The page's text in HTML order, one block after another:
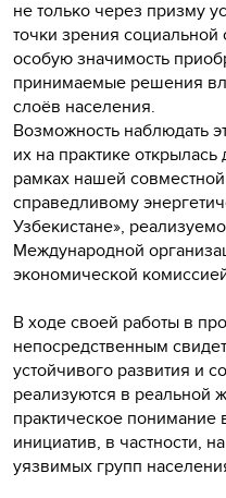
не только через призму
точки зрения
особую значимость
принимаемые решения
слоёв населения.
Возможность наблюдать
их на практике
рамках нашей
справедливому
Узбекистане»,
Международной
экономической
В ходе своей работы в
непосредственным
устойчивого развития и
реализуются в реальной
практическое понимание
инициатив, в частности,
уязвимых групп